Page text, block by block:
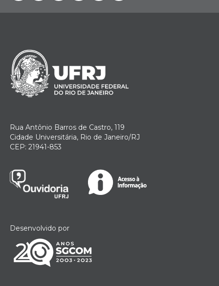
Rua Antônio Barros de Castro, 119
Cidade Universitária, Rio de Janeiro/RJ
CEP: 21941-853
Desenvolvido por